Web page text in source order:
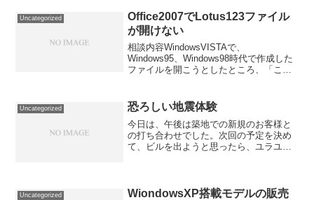
Uncategorized
Office2007でLotus123ファイル
が開けない
相談内容WindowsVISTAで、
Windows95、Windows98時代で作成した
ファイルを開こうとしたところ、「この
を受けました。診断結果このファイルの
拡張子を...
Uncategorized 恐ろしい地震体験
今日は、午後は築地での新規のお客様と
の打ち合わせでした。次回の予定を決め
て、ビルを出ようと思ったら、ユラユラ
目の前の十字路の角にあ...
Uncategorized
WiondowsXP搭載モデルの販売